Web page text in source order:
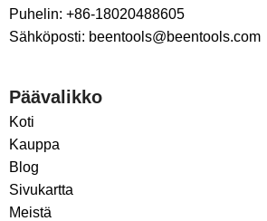
Puhelin: +86-18020488605
Sähköposti: beentools@beentools.com
Päävalikko
Koti
Kauppa
Blog
Sivukartta
Meistä